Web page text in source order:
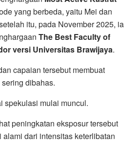
yang berbeda, yaitu Mei dan
itu, pada November 2025, ia
The Best Faculty of
versi Universitas Brawijaya.
capaian tersebut membuat
dibahas.
spekulasi mulai muncul.
peningkatan eksposur tersebut
dari intensitas keterlibatan